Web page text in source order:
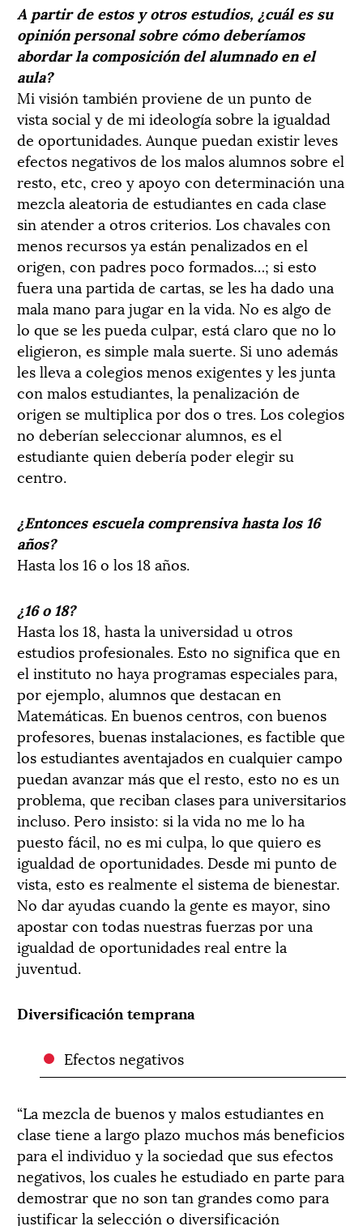
A partir de estos y otros estudios, ¿cuál es su
opinión personal sobre cómo deberíamos
abordar la composición del alumnado en el
aula?
Mi visión también proviene de un punto de
vista social y de mi ideología sobre la igualdad
de oportunidades. Aunque puedan existir leves
efectos negativos de los malos alumnos sobre el
resto, etc, creo y apoyo con determinación una
mezcla aleatoria de estudiantes en cada clase
sin atender a otros criterios. Los chavales con
menos recursos ya están penalizados en el
origen, con padres poco formados…; si esto
fuera una partida de cartas, se les ha dado una
mala mano para jugar en la vida. No es algo de
lo que se les pueda culpar, está claro que no lo
eligieron, es simple mala suerte. Si uno además
les lleva a colegios menos exigentes y les junta
con malos estudiantes, la penalización de
origen se multiplica por dos o tres. Los colegios
no deberían seleccionar alumnos, es el
estudiante quien debería poder elegir su
centro.
¿Entonces escuela comprensiva hasta los 16
años?
Hasta los 16 o los 18 años.
¿16 o 18?
Hasta los 18, hasta la universidad u otros
estudios profesionales. Esto no significa que en
el instituto no haya programas especiales para,
por ejemplo, alumnos que destacan en
Matemáticas. En buenos centros, con buenos
profesores, buenas instalaciones, es factible que
los estudiantes aventajados en cualquier campo
puedan avanzar más que el resto, esto no es un
problema, que reciban clases para universitarios
incluso. Pero insisto: si la vida no me lo ha
puesto fácil, no es mi culpa, lo que quiero es
igualdad de oportunidades. Desde mi punto de
vista, esto es realmente el sistema de bienestar.
No dar ayudas cuando la gente es mayor, sino
apostar con todas nuestras fuerzas por una
igualdad de oportunidades real entre la
juventud.
Diversificación temprana
Efectos negativos
“La mezcla de buenos y malos estudiantes en
clase tiene a largo plazo muchos más beneficios
para el individuo y la sociedad que sus efectos
negativos, los cuales he estudiado en parte para
demostrar que no son tan grandes como para
justificar la selección o diversificación